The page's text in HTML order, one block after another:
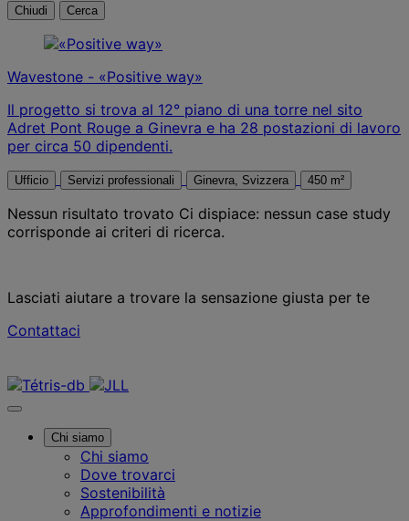
Chiudi Cerca
Wavestone - «Positive way»
Il progetto si trova al 12° piano di una torre nel sito
Adret Pont Rouge a Ginevra e ha 28 postazioni di lavoro
per circa 50 dipendenti.
Ufficio Servizi professionali Ginevra, Svizzera 450 m²
Nessun risultato trovato Ci dispiace: nessun case study
corrisponde ai criteri di ricerca.
Lasciati aiutare a trovare la sensazione giusta per te
Contattaci
Chi siamo
Chi siamo
Dove trovarci
Sostenibilità
Approfondimenti e notizie